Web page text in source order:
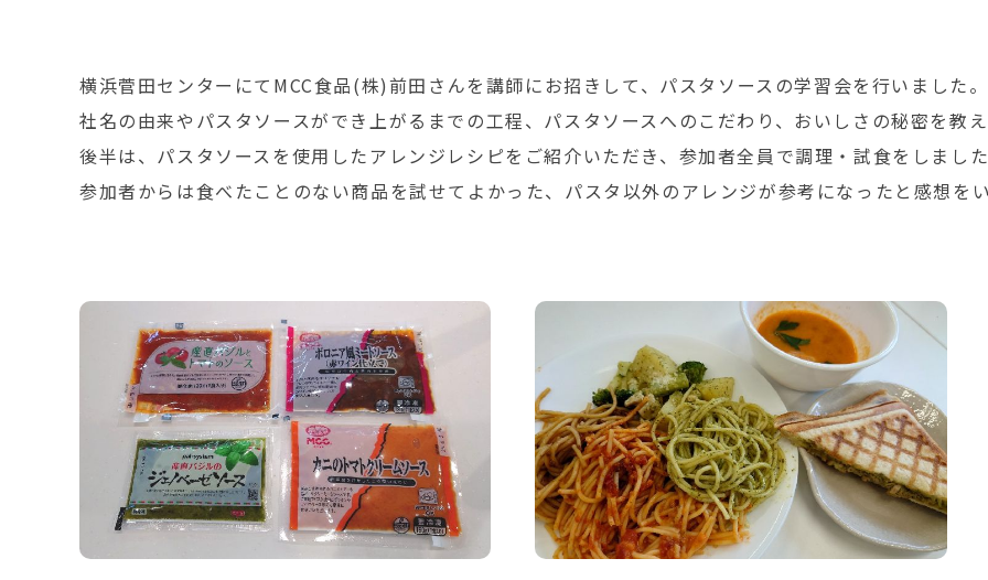
横浜菅田センターにてMCC食品(株)前田さんを講師にお招きして、パスタソースの学習会を行いました。
社名の由来やパスタソースができ上がるまでの工程、パスタソースへのこだわり、おいしさの秘密を教
後半は、パスタソースを使用したアレンジレシピをご紹介いただき、参加者全員で調理・試食をしまし
参加者からは食べたことのない商品を試せてよかった、パスタ以外のアレンジが参考になったと感想を